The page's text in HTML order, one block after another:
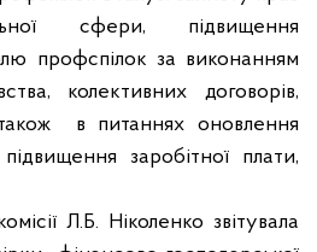
сфери, підвищення
профспілок за виконанням
колективних договорів,
в питаннях оновлення
заробітної плати,
Л.Б. Ніколенко звітувала